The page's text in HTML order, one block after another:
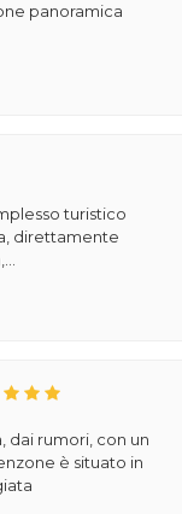
panoramica
turistico
direttamente
dai rumori, con un
è situato in